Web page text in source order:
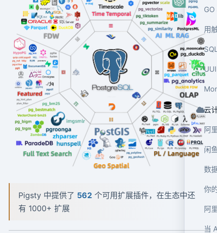
用
云
闲
数
你
阿
当
Pigsty 中提供了 562个可用扩展插件，在生态中还
有 1000+ 扩展